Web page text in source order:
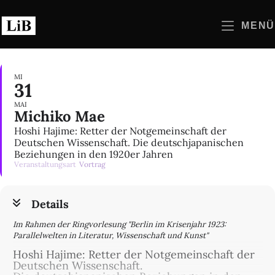
Inhalt
springen
MENÜ
MI
31
MAI
Michiko Mae
Hoshi Hajime: Retter der Notgemeinschaft der
Deutschen Wissenschaft. Die deutschjapanischen
Beziehungen in den 1920er Jahren
Veranstaltungsart Vortrag
Details
Im Rahmen der Ringvorlesung "Berlin im Krisenjahr 1923:
Parallelwelten in Literatur, Wissenschaft und Kunst"
Hoshi Hajime: Retter der Notgemeinschaft der
Deutschen Wissenschaft.